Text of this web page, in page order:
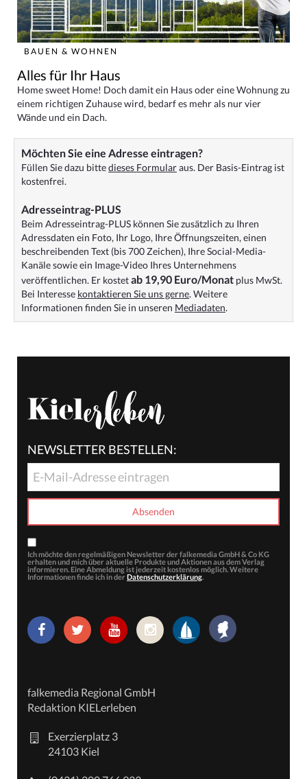
BAUEN & WOHNEN
Alles für Ihr Haus
Home sweet Home! Doch damit ein Haus oder eine Wohnung zu
einem richtigen Zuhause wird, bedarf es mehr als nur vier
Wände und ein Dach.
Möchten Sie eine Adresse eintragen?
Füllen Sie dazu bittedieses Formularaus. Der Basis-Eintrag ist
kostenfrei.
Adresseintrag-PLUS
Beim Adresseintrag-PLUS können Sie zusätzlich zu Ihren
Adressdaten ein Foto, Ihr Logo, Ihre Öffnungszeiten, einen
beschreibenden Text (bis 700 Zeichen), Ihre Social-Media-
Kanäle sowie ein Image-Video Ihres Unternehmens
veröffentlichen. Er kostetab 19,90 Euro/Monat plus MwSt.
Bei Interesse kontaktieren Sie uns gerne. Weitere
Informationen finden Sie in unseren Mediadaten.
NEWSLETTER BESTELLEN:
Ich möchte den regelmäßigen Newsletter der falkemedia GmbH & Co KG
erhalten und mich über aktuelle Produkte und Aktionen aus dem Verlag
informieren. Eine Abmeldung ist jederzeit kostenlos möglich. Weitere
Informationen finde ich in der Datenschutzerklärung.
falkemedia Regional GmbH
Redaktion KIELerleben
Exerzierplatz 3
24103 Kiel